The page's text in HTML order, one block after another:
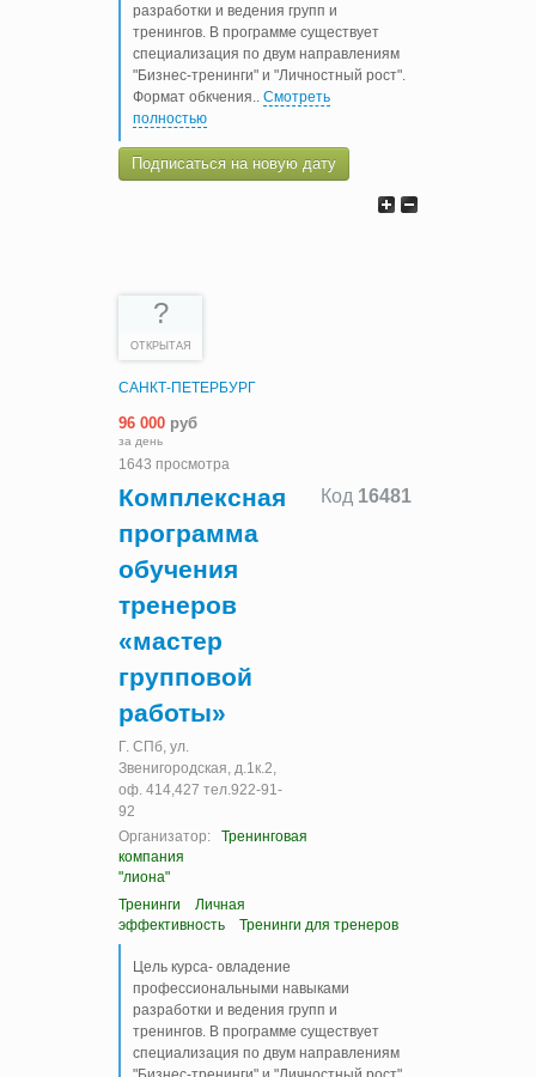
разработки и ведения групп и
тренингов. В программе существует
специализация по двум направлениям
"Бизнес-тренинги" и "Личностный рост".
Формат обкчения.. Смотреть
полностью
Подписаться на новую дату
?
ОТКРЫТАЯ
САНКТ-ПЕТЕРБУРГ
96 000 руб
за день
1643 просмотра
Код 16481
Комплексная
программа
обучения
тренеров
«мастер
групповой
работы»
Г. СПб, ул.
Звенигородская, д.1к.2,
оф. 414,427 тел.922-91-
92
Организатор:
Тренинговая
компания
"лиона"
Тренинги
Личная
эффективность
Тренинги для тренеров
Цель курса- овладение
профессиональными навыками
разработки и ведения групп и
тренингов. В программе существует
специализация по двум направлениям